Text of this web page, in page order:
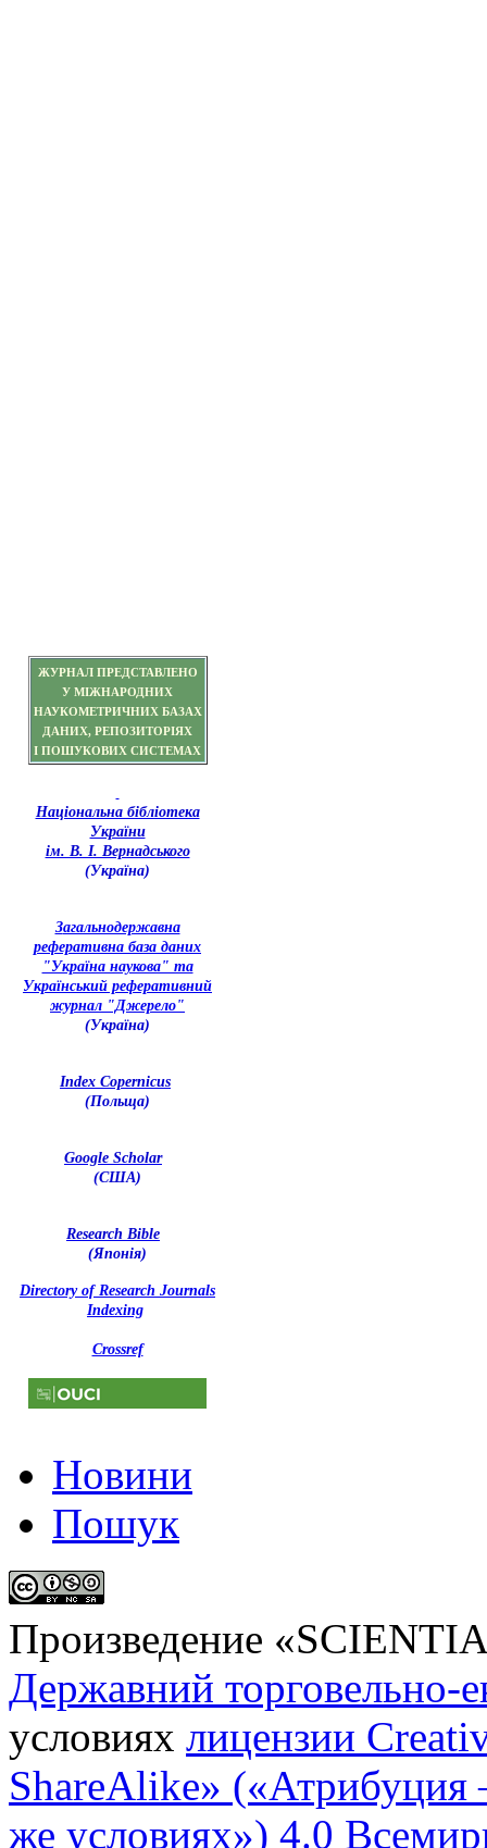
ЖУРНАЛ ПРЕДСТАВЛЕНО
У МІЖНАРОДНИХ
НАУКОМЕТРИЧНИХ БАЗАХ
ДАНИХ, РЕПОЗИТОРІЯХ
І ПОШУКОВИХ СИСТЕМАХ
Національна бібліотека
України
ім. В. І. Вернадського
(Україна)
Загальнодержавна
реферативна база даних
"Україна наукова" та
Український реферативний
журнал "Джерело"
(Україна)
Index Copernicus
(Польща)
Google Scholar
(США)
Research Bible
(Японія)
Directory of Research Journals
Indexing
Crossref
Новини
Пошук
Произведение «
Державний торговельно-
условиях лицензии
ShareAlike»
же условиях») 4.0